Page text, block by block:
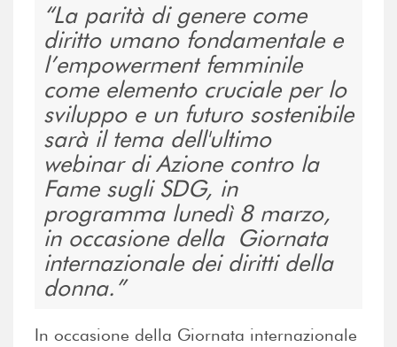
La parità di genere come
diritto umano fondamentale e
l’empowerment femminile
come elemento cruciale per lo
sviluppo e un futuro sostenibile
sarà il tema dell'ultimo
webinar di Azione contro la
Fame sugli SDG, in
programma lunedì 8 marzo,
in occasione della Giornata
internazionale dei diritti della
donna.
In occasione della Giornata internazionale